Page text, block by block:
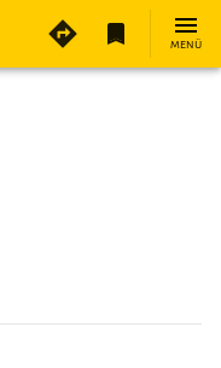
MENÜ